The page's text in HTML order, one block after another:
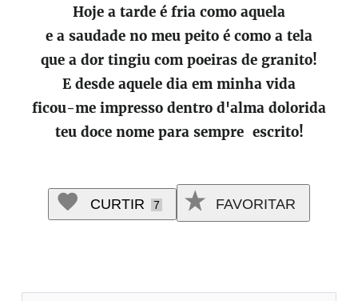
Hoje a tarde é fria como aquela
e a saudade no meu peito é como a tela
que a dor tingiu com poeiras de granito!
E desde aquele dia em minha vida
ficou-me impresso dentro d'alma dolorida
teu doce nome para sempre escrito!
CURTIR 7 FAVORITAR